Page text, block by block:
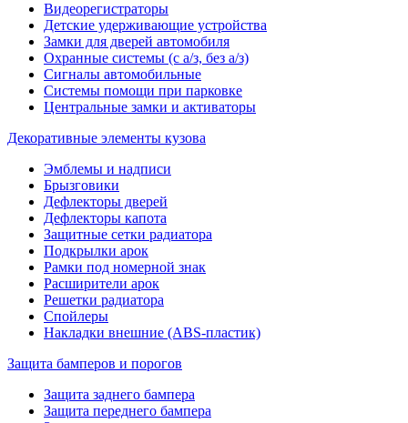
Видеорегистраторы
Детские удерживающие устройства
Замки для дверей автомобиля
Охранные системы (с а/з, без а/з)
Сигналы автомобильные
Системы помощи при парковке
Центральные замки и активаторы
Декоративные элементы кузова
Эмблемы и надписи
Брызговики
Дефлекторы дверей
Дефлекторы капота
Защитные сетки радиатора
Подкрылки арок
Рамки под номерной знак
Расширители арок
Решетки радиатора
Спойлеры
Накладки внешние (ABS-пластик)
Защита бамперов и порогов
Защита заднего бампера
Защита переднего бампера